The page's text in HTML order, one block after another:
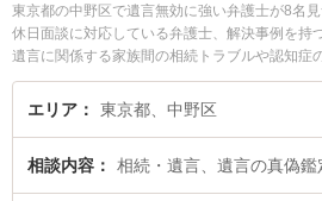
東京都の中野区で遺言無効に強い弁護士が8名
休日面談に対応している弁護士、解決事例を持
遺言に関係する家族間の相続トラブルや認知症
野での絞り込み検索もでき便利です。特に星雄
エクリ総合法律事務所の髙橋 俊太弁護士、東京
『遺言無効のトラブル解決の実績豊富な近くの
談無料で遺言無効を法律相談できる中野区内の
エリア 東京都、中野区
相談内容 相続・遺言、遺言の真偽鑑